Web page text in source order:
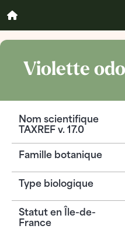
Violette
Nom scientifique
TAXREF v. 17.0
Famille botanique
Type biologique
Statut en Île-de-
France